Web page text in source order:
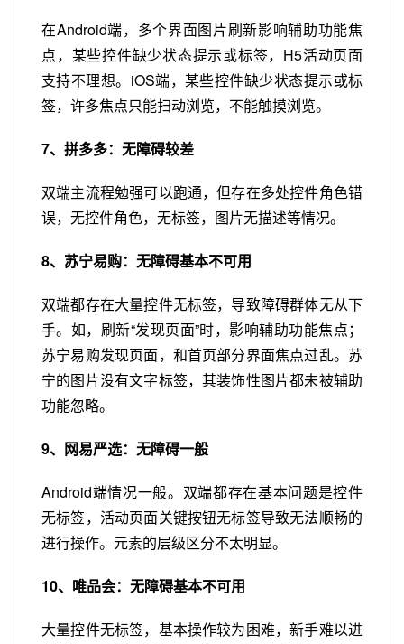
在Android端，多个界面图片刷新影响辅助功能焦
点，某些控件缺少状态提示或标签，H5活动页面
支持不理想。iOS端，某些控件缺少状态提示或标
签，许多焦点只能扫动浏览，不能触摸浏览。
7、拼多多：无障碍较差
双端主流程勉强可以跑通，但存在多处控件角色错
误，无控件角色，无标签，图片无描述等情况。
8、苏宁易购：无障碍基本不可用
双端都存在大量控件无标签，导致障碍群体无从下
手。如，刷新“发现页面”时，影响辅助功能焦点；
苏宁易购发现页面，和首页部分界面焦点过乱。苏
宁的图片没有文字标签，其装饰性图片都未被辅助
功能忽略。
9、网易严选：无障碍一般
Android端情况一般。双端都存在基本问题是控件
无标签，活动页面关键按钮无标签导致无法顺畅的
进行操作。元素的层级区分不太明显。
10、唯品会：无障碍基本不可用
大量控件无标签，基本操作较为困难，新手难以进